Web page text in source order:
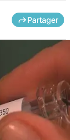
Partager